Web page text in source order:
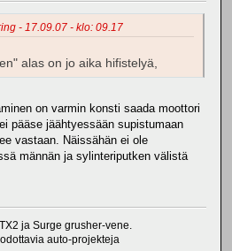
- 17.09.07 - klo: 09.17
alas on jo aika hifistelyä,
on varmin konsti saada moottori
pääse jäähtyessään supistumaan
vastaan. Näissähän ei ole
männän ja sylinteriputken välistä
ja Surge grusher-vene.
auto-projekteja